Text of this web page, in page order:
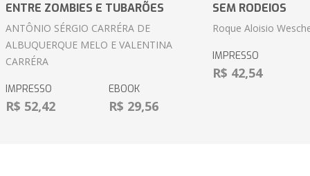
ENTRE ZOMBIES E TUBARÕES
ANTÔNIO SÉRGIO CARRÉRA DE
ALBUQUERQUE MELO E VALENTINA
CARRÉRA
IMPRESSO
R$ 52,42
EBOOK
R$ 29,56
SEM RODEIOS
Roque Aloisio
IMPRESSO
R$ 42,54